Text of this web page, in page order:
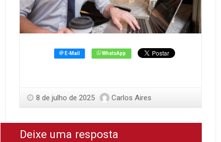
8 de julho de 2025 Carlos Aires
Deixe uma resposta